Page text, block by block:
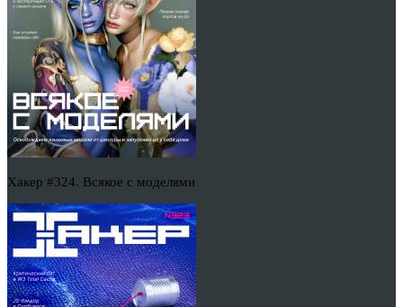
Хакер #324. Всякое с моделями